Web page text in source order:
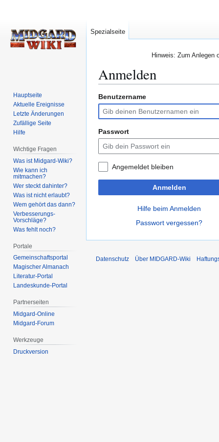
Hinweis: Zum Anlegen
Anmelden
Zur
Navigation
springen
Zur
Suche
springen
Benutzername
Passwort
Angemeldet bleiben
Anmelden
Hilfe beim Anmelden
Passwort vergessen?
Spezialseite
Hauptseite
Aktuelle Ereignisse
Letzte Änderungen
Zufällige Seite
Hilfe
Wichtige Fragen
Was ist Midgard-Wiki?
Wie kann ich
mitmachen?
Wer steckt dahinter?
Was ist nicht erlaubt?
Wem gehört das dann?
Verbesserungs-
Vorschläge?
Was fehlt noch?
Portale
Gemeinschafts­portal
Magischer Almanach
Literatur-Portal
Landeskunde-Portal
Partnerseiten
Midgard-Online
Midgard-Forum
Werkzeuge
Druckversion
Datenschutz Über MIDGARD-Wiki